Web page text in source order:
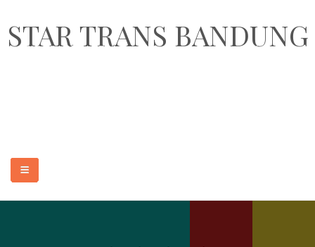
STAR TRANS BANDUNG
STAR TRANS BANDUNG adalah perusahaan penyedia jasa sewa